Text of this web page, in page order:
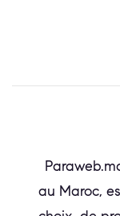
au Maroc,